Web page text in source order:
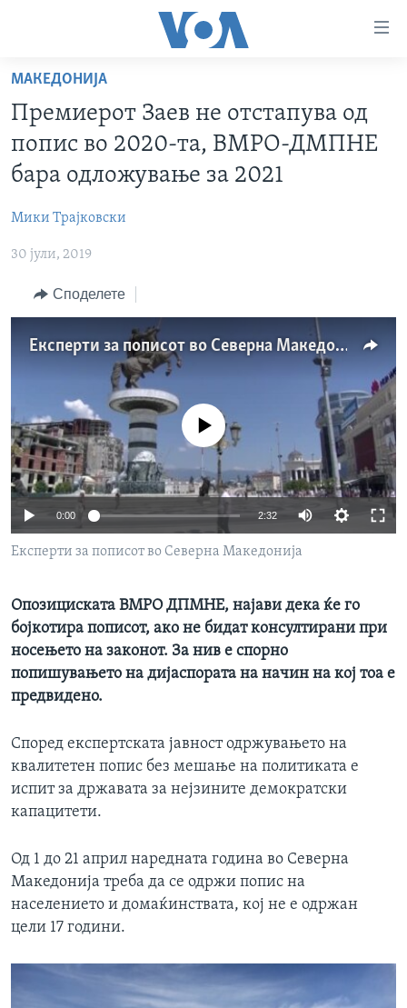
пристапност
Премини
на
главната
содржина
Премини
до
за
навигација
Пребарувај
РУБРИКИ
СВЕТ
ЕКОНОМИЈА
ПОЛИТИКА
НАУКА
УМЕТНОСТ И ЗАБАВА
ИНТЕРВЈУА
ФОТОГАЛЕРИИ
АРХИВИРАНА ПРОГРАМА
NEWSFLASH - АРХИВА
ВЕСТИ ОД САД ВО МИНУТА - АРХИВА
ИЗБОРИ ВО САД 2020 - АРХИВА
ЗА НАС
НАКУСО...
Јазици
МАКЕДОНИЈА
Премиерот Заев не отстапува од
попис во 2020-та, ВМРО-ДМПНЕ
бара одложување за 2021
Мики Трајковски
30 јули, 2019
Споделете
Експерти за пописот во Северна Македонија
No media source currently available
0:00 2:32
Експерти за пописот во Северна Македонија
Опозициската ВМРО ДПМНЕ, најави дека ќе го
бојкотира пописот, ако не бидат консултирани при
носењето на законот. За нив е спорно
попишувањето на дијаспората на начин на кој тоа е
предвидено.
Според експертската јавност одржувањето на
квалитетен попис без мешање на политиката е
испит за државата за нејзините демократски
капацитети.
Од 1 до 21 април наредната година во Северна
Македонија треба да се одржи попис на
населението и домаќинствата, кој не е одржан
цели 17 години.